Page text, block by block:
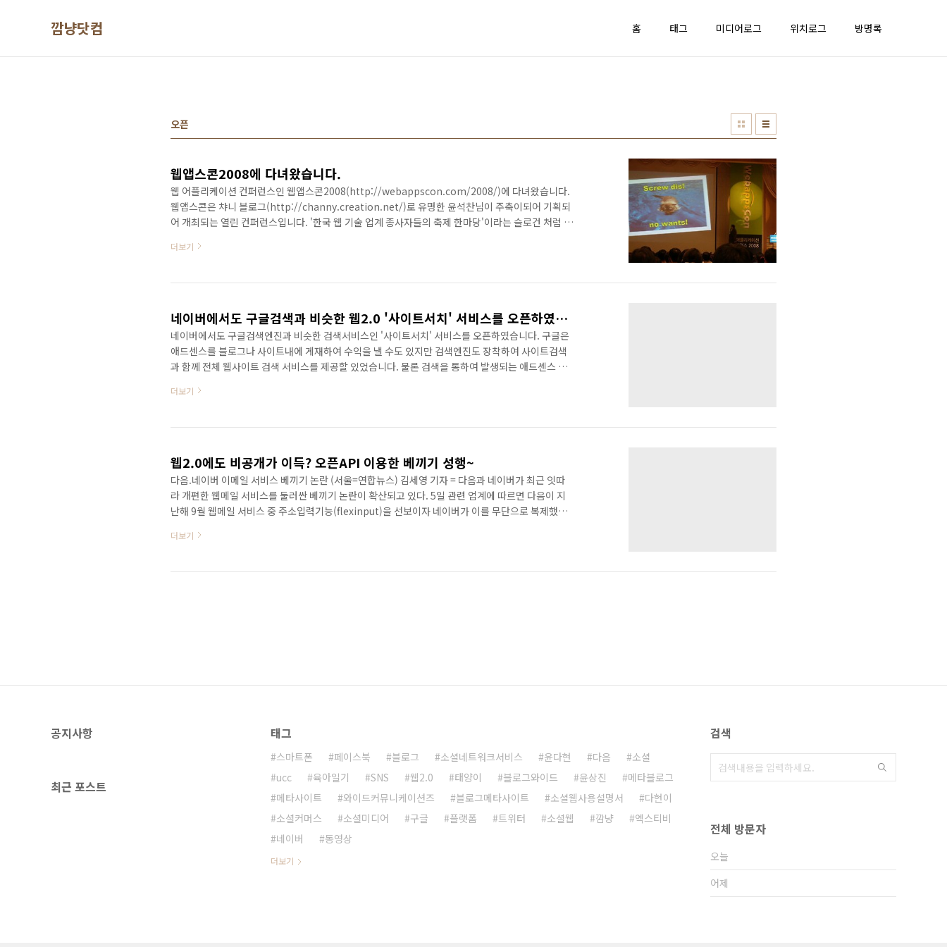
깜냥닷컴 홈 태그 미디어로그 위치로그 방명록
오픈
웹앱스콘2008에 다녀왔습니다.
웹 어플리케이션 컨퍼런스인 웹앱스콘2008(http://webappscon.com/2008/)에 다녀왔습니다.
웹앱스콘은 챠니 블로그(http://channy.creation.net/)로 유명한 윤석찬님이 주축이되어 기획되
어 개최되는 열린 컨퍼런스입니다. '한국 웹 기술 업계 종사자들의 축제 한마당'이라는 슬로건 처럼 개
있는지 궁금하기도 하였고, 최근 관심을 갖고 있은 시맨틱웹, 매쉬업, 리치웹 등에 대한 다양한 프로그
파란 등의 고위(?) 관계자들이 나와서 자신들의 서비스를 오픈할테니 많이 참여해달라는 것이..
더보기
네이버에서도 구글검색과 비슷한 웹2.0 '사이트서치' 서비스를 오픈하였습니다.
네이버에서도 구글검색엔진과 비슷한 검색서비스인 '사이트서치' 서비스를 오픈하였습니다. 구글은
애드센스를 블로그나 사이트내에 게재하여 수익을 낼 수도 있지만 검색엔진도 장착하여 사이트검색
과 함께 전체 웹사이트 검색 서비스를 제공할 있었습니다. 물론 검색을 통하여 발생되는 애드센스 수
2.0 검색서비스'라고 할 수 있습니다. 그런데 이번에 네이버도 이런 유사한 형태의 검색서비스를 오픈
의 웹사이트도 검색할 수 있고, 전체 웹사이트를 대상으로 검색 서비스를 제공할 수도 있습니다. 네이
더보기
웹2.0에도 비공개가 이득? 오픈API 이용한 베끼기 성행~
다음.네이버 이메일 서비스 베끼기 논란 (서울=연합뉴스) 김세영 기자 = 다음과 네이버가 최근 잇따
라 개편한 웹메일 서비스를 둘러싼 베끼기 논란이 확산되고 있다. 5일 관련 업계에 따르면 다음이 지
난해 9월 웹메일 서비스 중 주소입력기능(flexinput)을 선보이자 네이버가 이를 무단으로 복제했다
명에게 이메일을 보낼때 주소입력창이 자동으로 늘어나도록 하는 메일작성시 주소확장기능. 한 블로
같은 메일 서비스를 내놓았다는 의혹을 제기했다. UI(이용자환경)를 제외하고 두 회사의 공개된 소스
더보기
공지사항
최근 포스트
태그
스마트폰 페이스북 블로그 소셜네트워크서비스 윤다현 다음
소셜
ucc
육아일기 SNS 웹2.0 태양이 블로그와이드 윤상진
메타블로그
메타사이트
와이드커뮤니케이션즈 블로그메타사이트 소셜웹사용설명서
다현이
소셜커머스
소셜미디어 구글 플랫폼 트위터 소셜웹 깜냥
엑스티비
네이버
동영상
더보기
검색
전체 방문자
오늘
어제